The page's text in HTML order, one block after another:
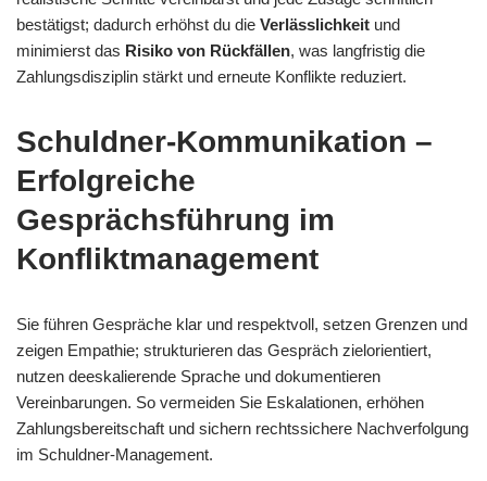
bestätigst; dadurch erhöhst du die Verlässlichkeit und
minimierst das Risiko von Rückfällen, was langfristig die
Zahlungsdisziplin stärkt und erneute Konflikte reduziert.
Schuldner-Kommunikation –
Erfolgreiche
Gesprächsführung im
Konfliktmanagement
Sie führen Gespräche klar und respektvoll, setzen Grenzen und
zeigen Empathie; strukturieren das Gespräch zielorientiert,
nutzen deeskalierende Sprache und dokumentieren
Vereinbarungen. So vermeiden Sie Eskalationen, erhöhen
Zahlungsbereitschaft und sichern rechtssichere Nachverfolgung
im Schuldner-Management.